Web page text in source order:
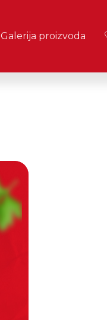
Galerija proizvoda